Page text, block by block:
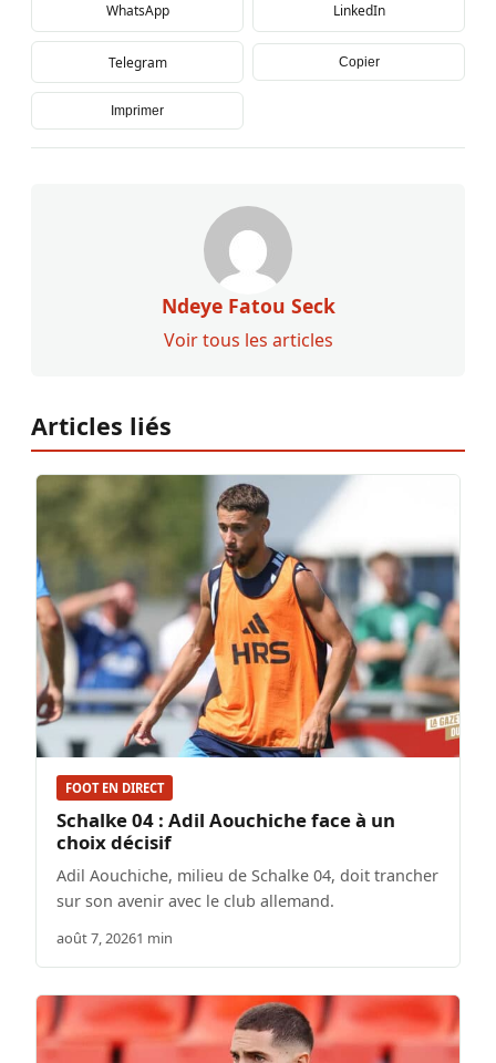
WhatsApp LinkedIn
Telegram Copier
Imprimer
Ndeye Fatou Seck
Voir tous les articles
Articles liés
FOOT EN DIRECT
Schalke 04 : Adil Aouchiche face à un
choix décisif
Adil Aouchiche, milieu de Schalke 04, doit trancher
sur son avenir avec le club allemand.
août 7, 20261 min